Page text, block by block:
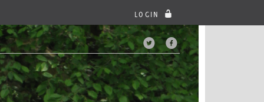
LOGIN
DIESE SEITE TEILEN